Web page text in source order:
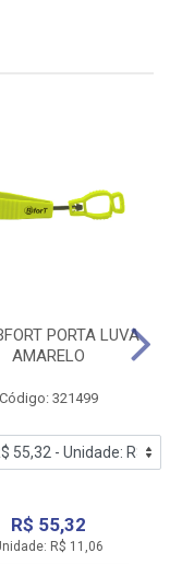
PORTA LUVA
AMARELO
Código: 321499
R$ 55,32
R$ 11,06